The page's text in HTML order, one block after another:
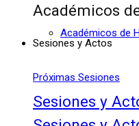
Académicos
Académicos de
Sesiones y Actos
Próximas Sesiones
Sesiones y